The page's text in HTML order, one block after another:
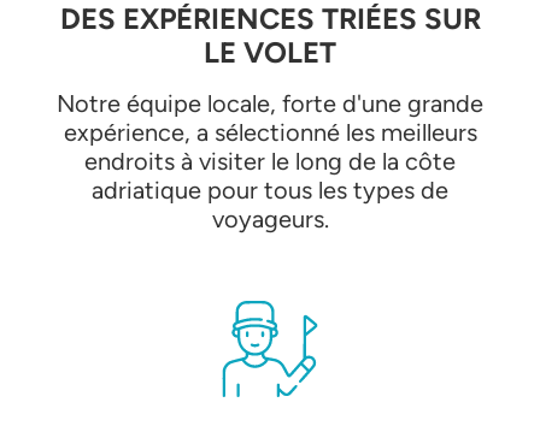
DES EXPÉRIENCES TRIÉES SUR
LE VOLET
Notre équipe locale, forte d'une grande
expérience, a sélectionné les meilleurs
endroits à visiter le long de la côte
adriatique pour tous les types de
voyageurs.